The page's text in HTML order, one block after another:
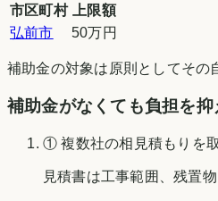
市区町村
上限額
弘前市
50万円
補助金の対象は原則としてその
補助金がなくても負担を
① 複数社の相見積もりを
見積書は工事範囲、残置